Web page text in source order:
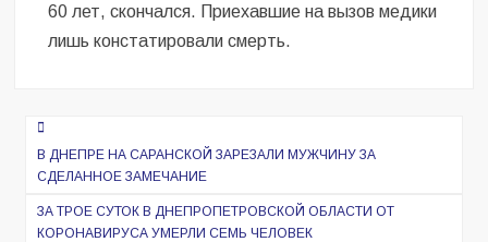
60 лет, скончался. Приехавшие на вызов медики
лишь констатировали смерть.
Навигация
по
записям
В ДНЕПРЕ НА САРАНСКОЙ ЗАРЕЗАЛИ МУЖЧИНУ ЗА
СДЕЛАННОЕ ЗАМЕЧАНИЕ
ЗА ТРОЕ СУТОК В ДНЕПРОПЕТРОВСКОЙ ОБЛАСТИ ОТ
КОРОНАВИРУСА УМЕРЛИ СЕМЬ ЧЕЛОВЕК